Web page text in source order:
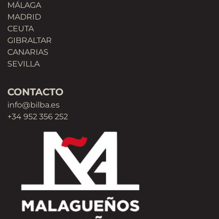
MÁLAGA
MADRID
CEUTA
GIBRALTAR
CANARIAS
SEVILLA
CONTACTO
info@bilba.es
+34 952 356 252